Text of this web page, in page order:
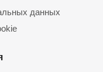
данных